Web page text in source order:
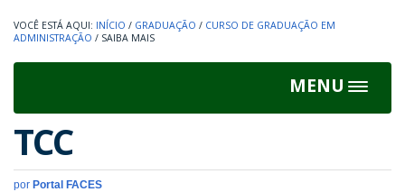
INÍCIO / GRADUAÇÃO / CURSO DE GRADUAÇÃO EM
ADMINISTRAÇÃO / SAIBA MAIS
MENU
Toggle
TCC
por Portal FACES